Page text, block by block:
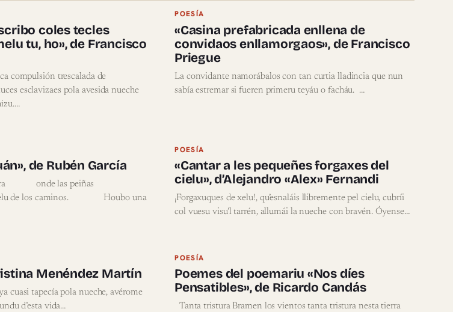
coles tecles
tu, ho», de Francisco
compulsión trescalada de
esclavizaes pola avesida nueche
POESÍA
«Casina prefabricada enllena de
convidaos enllamorgaos», de Francisco
Priegue
La convidante namorábalos con tan curtia lladincia que nun
sabía estremar si fueren primeru teyáu o facháu. …
de Rubén García
onde las peiñas
de los caminos. Houbo una
POESÍA
«Cantar a les pequeñes forgaxes del
cielu», d’Alejandro «Alex» Fernandi
¡Forgaxuques de xelu!, qu’esnaláis llibremente pel cielu, cubríi
col vuesu visu’l tarrén, allumái la nueche con bravén. Óyense…
Menéndez Martín
cuasi tapecía pola nueche, avérome
d’esta vida…
POESÍA
Poemes del poemariu «Nos díes
Pensatibles», de Ricardo Candás
Tanta tristura Bramen los vientos tanta tristura nesta tierra